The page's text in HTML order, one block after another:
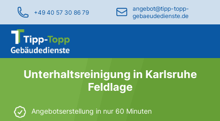
+49 40 57 30 86 79
angebot@tipp-topp-
gebaeudedienste.de
Unterhaltsreinigung in Karlsruhe
Feldlage
Angebotserstellung in nur 60 Minuten